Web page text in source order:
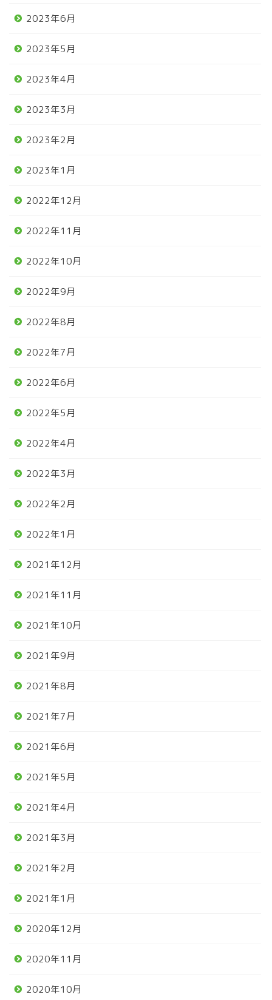
2023年6月
2023年5月
2023年4月
2023年3月
2023年2月
2023年1月
2022年12月
2022年11月
2022年10月
2022年9月
2022年8月
2022年7月
2022年6月
2022年5月
2022年4月
2022年3月
2022年2月
2022年1月
2021年12月
2021年11月
2021年10月
2021年9月
2021年8月
2021年7月
2021年6月
2021年5月
2021年4月
2021年3月
2021年2月
2021年1月
2020年12月
2020年11月
2020年10月